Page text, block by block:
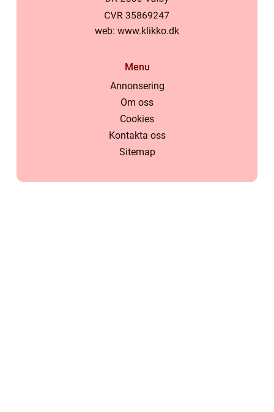
web: www.klikko.dk
Menu
Annonsering
Om oss
Cookies
Kontakta oss
Sitemap